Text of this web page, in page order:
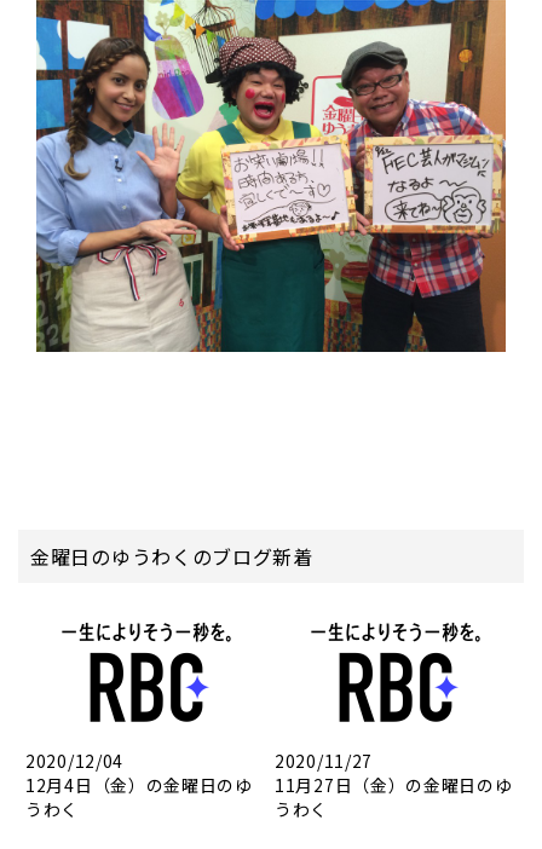
金曜日のゆうわくのブログ新着
2020/12/04
12月4日（金）の金曜日のゆ
うわく
2020/11/27
11月27日（金）の金曜日のゆ
うわく